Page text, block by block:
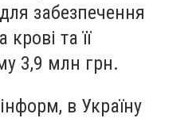
забезпечення
та її
3,9 млн грн.
в Україну